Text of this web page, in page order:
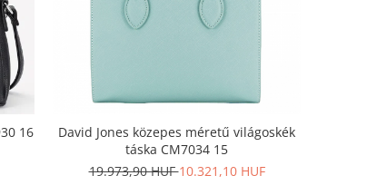
16
David Jones közepes méretű világoskék
táska CM7034 15
19.973,90 HUF10.321,10 HUF